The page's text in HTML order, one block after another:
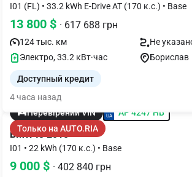
I01 (FL) • 33.2 kWh E-Drive AT (170 к.с.) • Base
13 800 $ · 617 688 грн
124 тыс. км
Не
Электро, 33.2 кВт·час
Борислав
Доступный кредит
4 часа назад
Перевірений VIN
AP 4247 HB
Только на AUTO.RIA
BMW I3 2015
I01 • 22 kWh (170 к.с.) • Base
9 000 $ · 402 840 грн